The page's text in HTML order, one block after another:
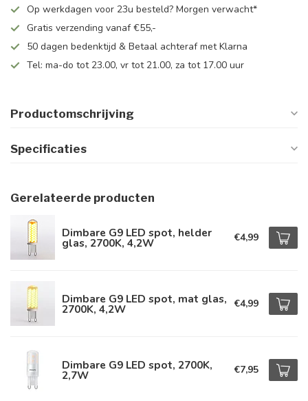
Op werkdagen voor 23u besteld? Morgen verwacht*
Gratis verzending vanaf €55,-
50 dagen bedenktijd & Betaal achteraf met Klarna
Tel: ma-do tot 23.00, vr tot 21.00, za tot 17.00 uur
Productomschrijving
Specificaties
Gerelateerde producten
Dimbare G9 LED spot, helder
glas, 2700K, 4,2W €4,99
Dimbare G9 LED spot, mat glas,
2700K, 4,2W €4,99
Dimbare G9 LED spot, 2700K,
2,7W €7,95